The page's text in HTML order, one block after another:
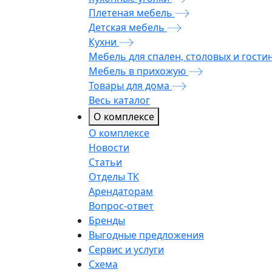
Плетеная мебель
Детская мебель
Кухни
Мебель для спален, столовых и
Мебель в прихожую
Товары для дома
Весь каталог
О комплексе
О комплексе
Новости
Статьи
Отделы ТК
Арендаторам
Вопрос-ответ
Бренды
Выгодные предложения
Сервис и услуги
Схема